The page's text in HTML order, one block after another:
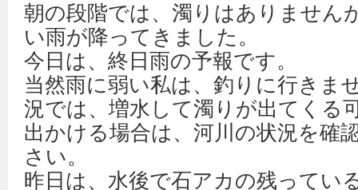
朝の段階では、濁りはありません
い雨が降ってきました。
今日は、終日雨の予報です。
当然雨に弱い私は、釣りに行きま
況では、増水して濁りが出てくる
出かける場合は、河川の状況を確
さい。
昨日は、水後で石アカの残ってい